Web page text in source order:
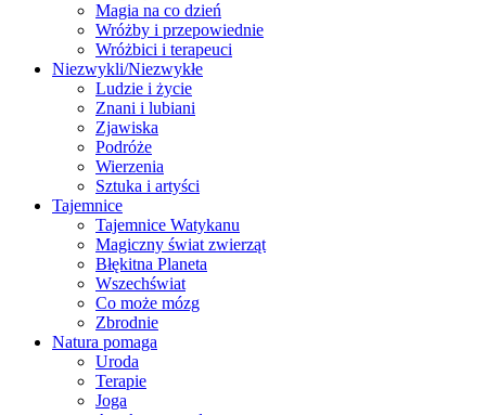
Magia na co dzień
Wróżby i przepowiednie
Wróżbici i terapeuci
Niezwykli/Niezwykłe
Ludzie i życie
Znani i lubiani
Zjawiska
Podróże
Wierzenia
Sztuka i artyści
Tajemnice
Tajemnice Watykanu
Magiczny świat zwierząt
Błękitna Planeta
Wszechświat
Co może mózg
Zbrodnie
Natura pomaga
Uroda
Terapie
Joga